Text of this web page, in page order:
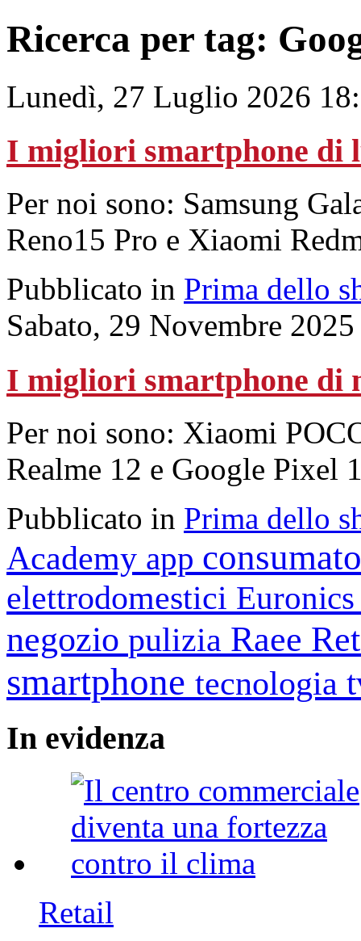
Ricerca per tag:
Lunedì, 27 Luglio 2026
I migliori smartphone di
Per noi sono: Samsung
Reno15 Pro e Xiaomi
Pubblicato in Prima dello
Sabato, 29 Novembre
I migliori smartphone di
Per noi sono: Xiaomi
Realme 12 e Google Pixel
Pubblicato in Prima dello
Academy app
elettrodomestici
negozio pulizia Raee
smartphone tecnologia
In evidenza
Retail